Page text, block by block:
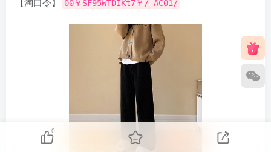
00￥SF95WTDIKt7￥/ AC01/
0